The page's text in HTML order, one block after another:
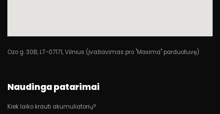
Ozo g. 30B, LT-07171, Vilnius (Įvažiavimas pro "Maxima" parduotuvę)
Naudinga patarimai
Kiek laiko krauti akumuliatorių?